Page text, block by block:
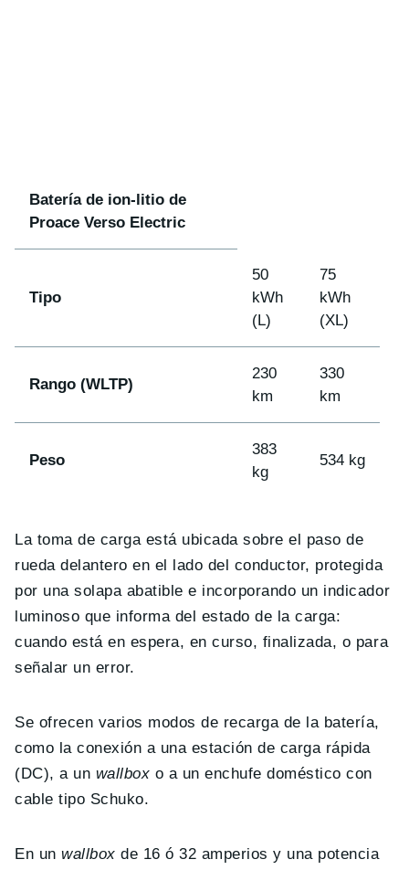
Batería de ion-litio de
Proace Verso Electric
Tipo
50
kWh
(L)
75
kWh
(XL)
Rango (WLTP)
230
km
330
km
Peso
383
kg
534 kg
La toma de carga está ubicada sobre el paso de
rueda delantero en el lado del conductor, protegida
por una solapa abatible e incorporando un indicador
luminoso que informa del estado de la carga:
cuando está en espera, en curso, finalizada, o para
señalar un error.
Se ofrecen varios modos de recarga de la batería,
como la conexión a una estación de carga rápida
(DC), a un wallbox o a un enchufe doméstico con
cable tipo Schuko.
En unwallbox de 16 ó 32 amperios y una potencia